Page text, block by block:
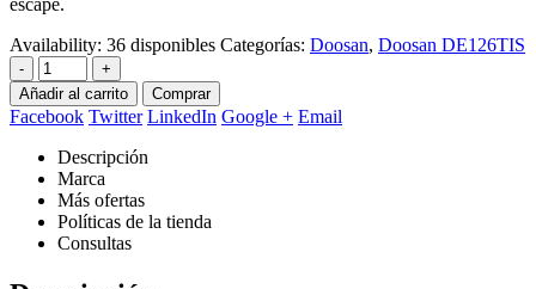
Availability: 36 disponibles Categorías: Doosan, Doosan DE126TIS
-
+
Añadir al carrito
Comprar
Facebook Twitter LinkedIn Google + Email
Descripción
Marca
Más ofertas
Políticas de la tienda
Consultas